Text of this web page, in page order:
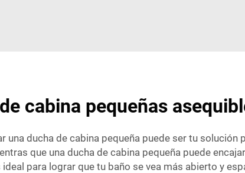
cabina pequeñas
una ducha de cabina pequeña puede ser tu
que una ducha de cabina pequeña puede
para lograr que tu baño se vea más abierto y